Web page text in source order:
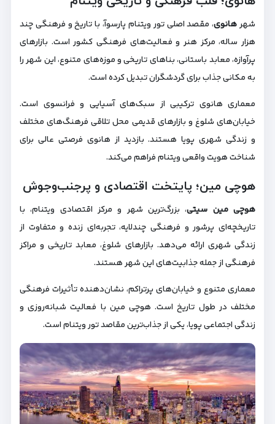
شهرهانوی، مقصد اصلی تور ویتنام پارسوآ، با تاریخ و فرهنگی چند
هزار ساله، مرکز هنر و فعالیت‌های فرهنگی کشور است. بازارهای
پرآوازه، معابد باستانی، بناهای تاریخی و موزه‌های متنوع، این شهر را
به مکانی جذاب برای گردشگران تبدیل کرده است.
معماری هانوی ترکیبی از سبک‌های آسیایی و فرانسوی است.
خیابان‌های شلوغ و بازارهای قدیمی محل تلاقی فرهنگ‌های مختلف
و زندگی شهری پویا هستند. بازدید از هانوی فرصتی عالی برای
شناخت هویت واقعی ویتنام فراهم می‌کند.
هوچی مین؛ پایتخت اقتصادی و پرجنب‌وجوش
هوچی مین سیتی، بزرگ‌ترین شهر و مرکز اقتصادی ویتنام، با
تاریخچه‌ای پرشور و فرهنگی چندلایه، تجربه‌ای زنده و متفاوت از
زندگی شهری ارائه می‌دهد. بازارهای شلوغ، معابد تاریخی و مراکز
فرهنگی از جمله جذابیت‌های این شهر هستند.
معماری متنوع و خیابان‌های پرتراکم، نشان‌دهنده تأثیرات فرهنگی
مختلف در طول تاریخ است. هوچی مین با فعالیت شبانه‌روزی و
زندگی اجتماعی پویا، یکی از جذاب‌ترین مقاصد تور ویتنام است.